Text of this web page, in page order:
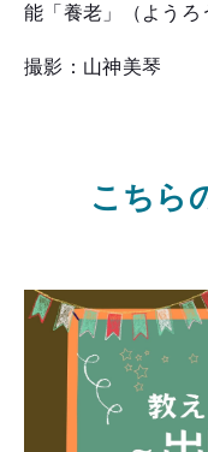
能「養老」（ようろ
撮影：山神美琴
こちら